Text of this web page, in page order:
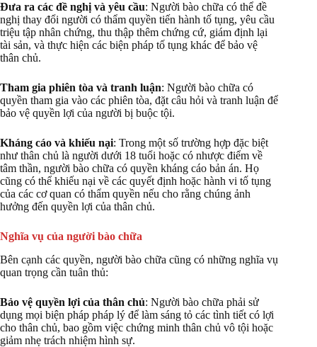
Đưa ra các đề nghị và yêu cầu: Người bào chữa có thể đề
nghị thay đổi người có thẩm quyền tiến hành tố tụng, yêu cầu
triệu tập nhân chứng, thu thập thêm chứng cứ, giám định lại
tài sản, và thực hiện các biện pháp tố tụng khác để bảo vệ
thân chủ.
Tham gia phiên tòa và tranh luận: Người bào chữa có
quyền tham gia vào các phiên tòa, đặt câu hỏi và tranh luận để
bảo vệ quyền lợi của người bị buộc tội.
Kháng cáo và khiếu nại: Trong một số trường hợp đặc biệt
như thân chủ là người dưới 18 tuổi hoặc có nhược điểm về
tâm thần, người bào chữa có quyền kháng cáo bản án. Họ
cũng có thể khiếu nại về các quyết định hoặc hành vi tố tụng
của các cơ quan có thẩm quyền nếu cho rằng chúng ảnh
hưởng đến quyền lợi của thân chủ.
Nghĩa vụ của người bào chữa
Bên cạnh các quyền, người bào chữa cũng có những nghĩa vụ
quan trọng cần tuân thủ:
Bảo vệ quyền lợi của thân chủ: Người bào chữa phải sử
dụng mọi biện pháp pháp lý để làm sáng tỏ các tình tiết có lợi
cho thân chủ, bao gồm việc chứng minh thân chủ vô tội hoặc
giảm nhẹ trách nhiệm hình sự.